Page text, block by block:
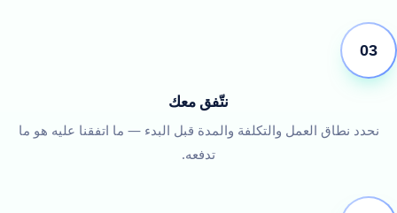
03
نتّفق معك
نحدد نطاق العمل والتكلفة والمدة قبل البدء — ما اتفقنا عليه هو ما
تدفعه.